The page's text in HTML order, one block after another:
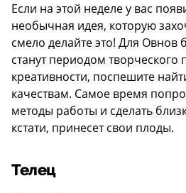
Если на этой неделе у вас
необычная идея, которую
смело делайте это! Для
станут периодом творческого
креативности, поспешите
качествам. Самое время
методы работы и сделать
кстати, принесет свои плоды.
Телец